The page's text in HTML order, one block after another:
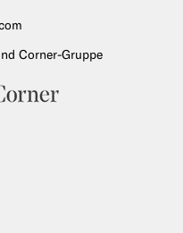
Corner-Gruppe